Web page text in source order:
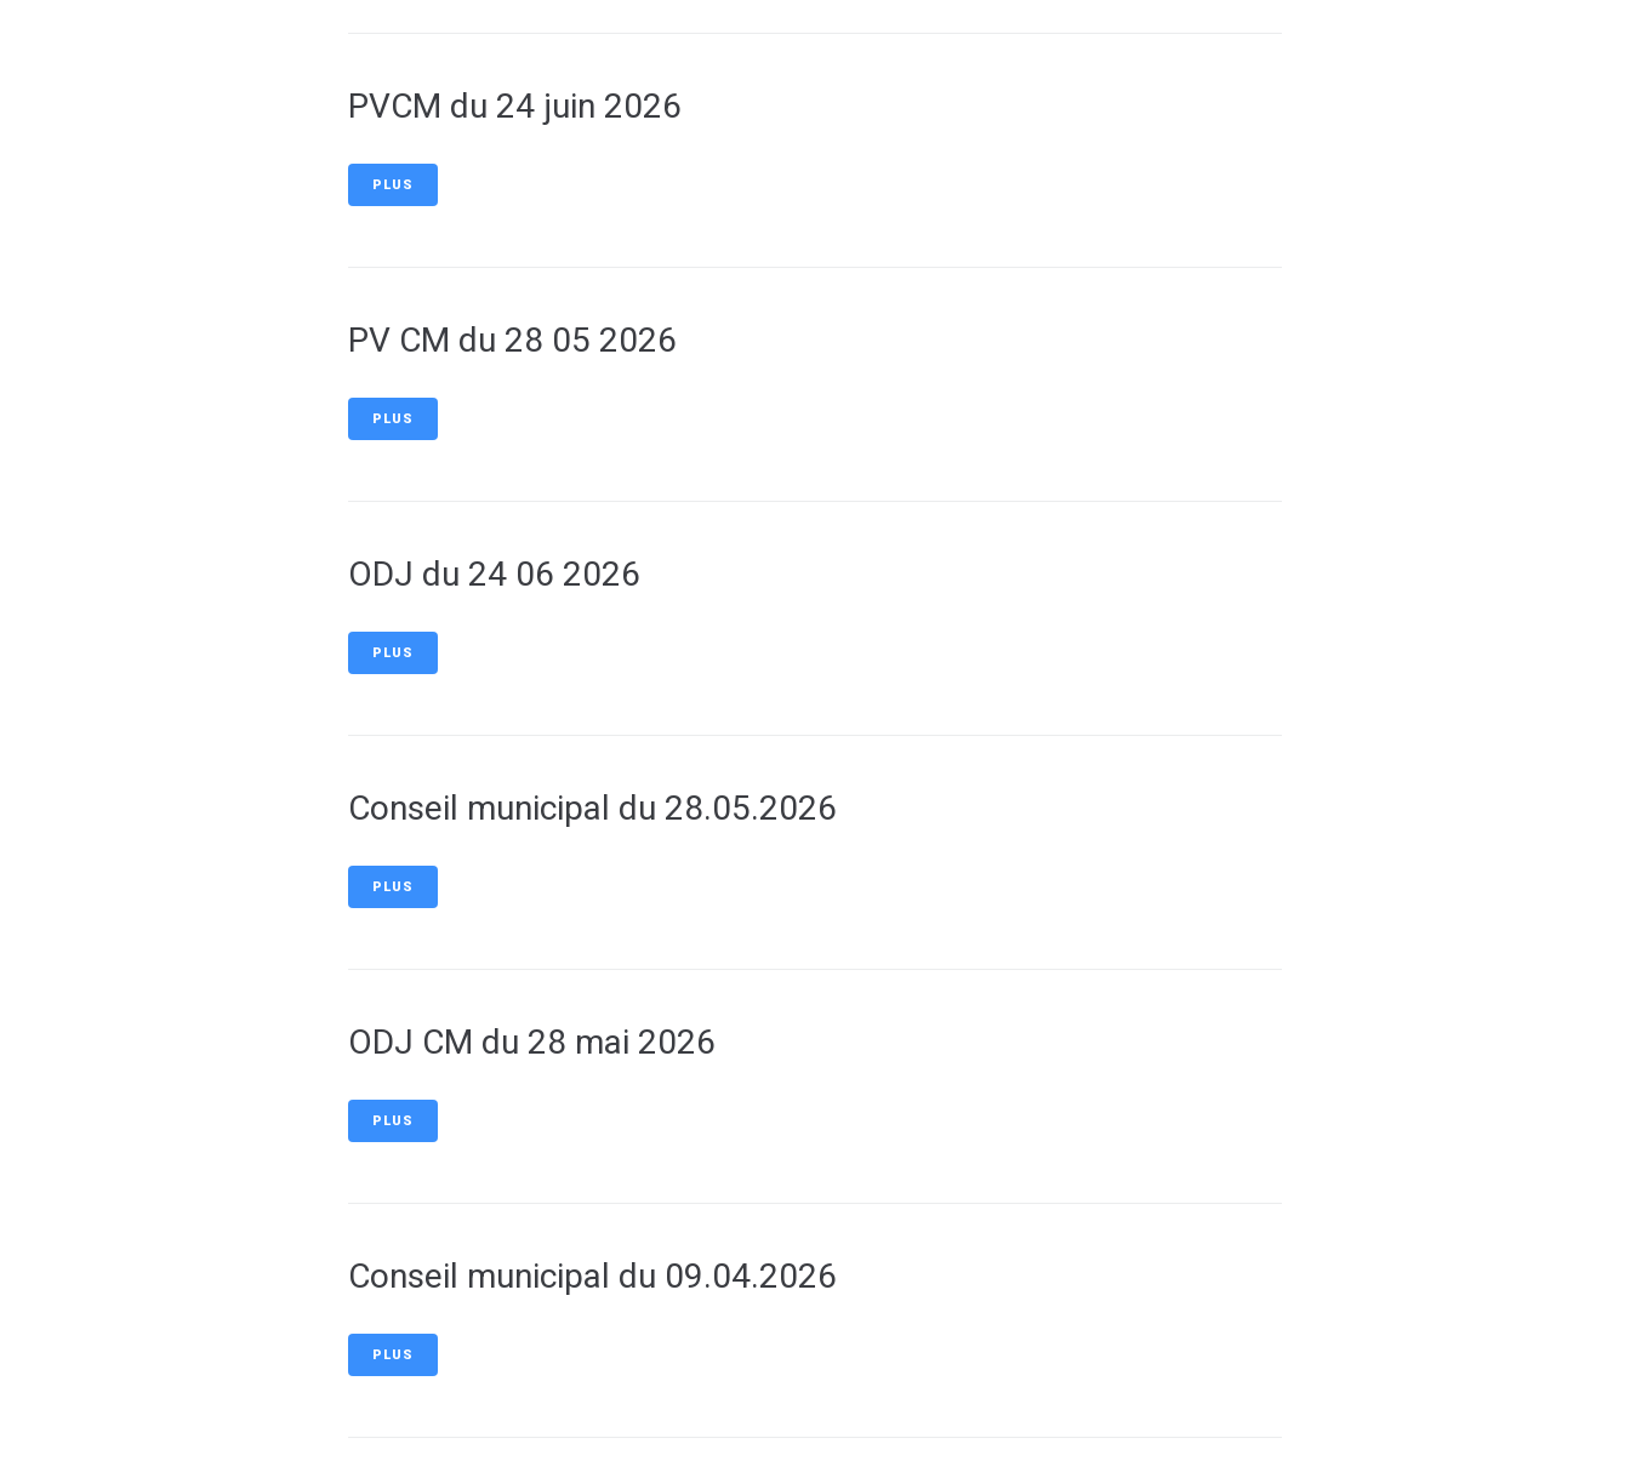
PVCM du 24 juin 2026
PLUS
PV CM du 28 05 2026
PLUS
ODJ du 24 06 2026
PLUS
Conseil municipal du 28.05.2026
PLUS
ODJ CM du 28 mai 2026
PLUS
Conseil municipal du 09.04.2026
PLUS